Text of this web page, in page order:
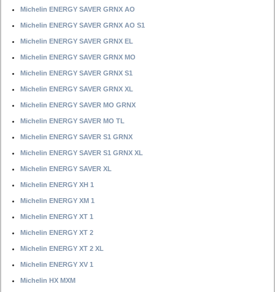
Michelin ENERGY SAVER GRNX AO
Michelin ENERGY SAVER GRNX AO S1
Michelin ENERGY SAVER GRNX EL
Michelin ENERGY SAVER GRNX MO
Michelin ENERGY SAVER GRNX S1
Michelin ENERGY SAVER GRNX XL
Michelin ENERGY SAVER MO GRNX
Michelin ENERGY SAVER MO TL
Michelin ENERGY SAVER S1 GRNX
Michelin ENERGY SAVER S1 GRNX XL
Michelin ENERGY SAVER XL
Michelin ENERGY XH 1
Michelin ENERGY XM 1
Michelin ENERGY XT 1
Michelin ENERGY XT 2
Michelin ENERGY XT 2 XL
Michelin ENERGY XV 1
Michelin HX MXM